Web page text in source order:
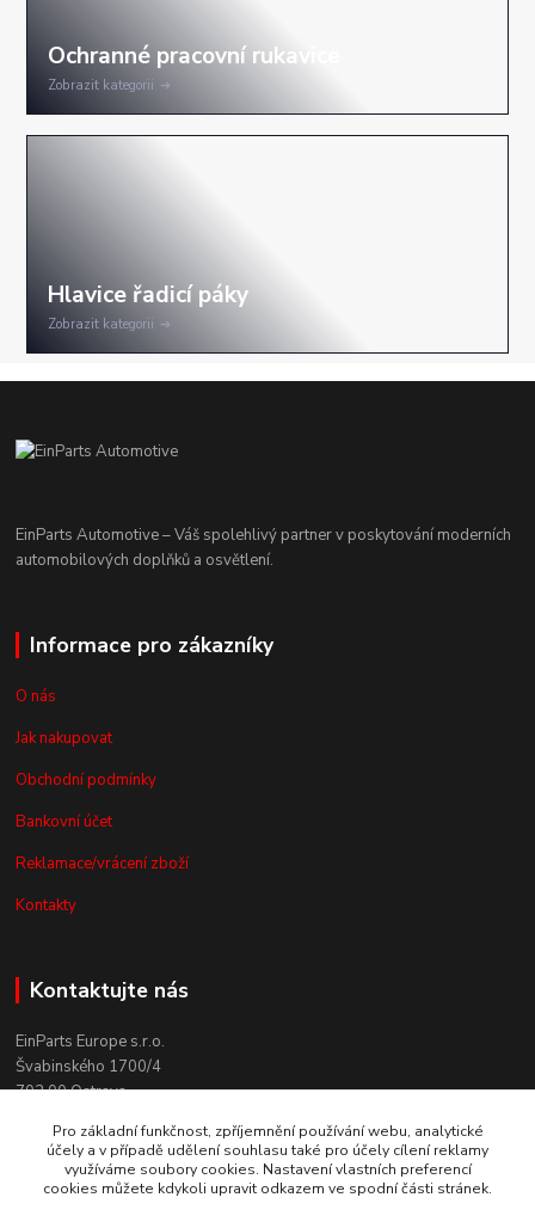
Zobrazit kategorii
Zobrazit kategorii
EinParts Automotive – Váš spolehlivý partner v poskytování moderních
automobilových doplňků a osvětlení.
Informace pro zákazníky
O nás
Jak nakupovat
Obchodní podmínky
Bankovní účet
Reklamace/vrácení zboží
Kontakty
Kontaktujte nás
EinParts Europe s.r.o.
Švabinského 1700/4
702 00 Ostrava
+420 558 080 004
(po. - pá. 9:00-13:00)
obchod@einparts.cz
Pro základní funkčnost, zpříjemnění používání webu, analytické
účely a v případě udělení souhlasu také pro účely cílení reklamy
využíváme soubory cookies. Nastavení vlastních preferencí
cookies můžete kdykoli upravit odkazem ve spodní části stránek.